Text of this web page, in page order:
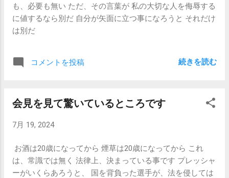
も、必要も無い ただ、その言葉が 私の大切な人を侮辱する
に値するなら別だ 自分が矢面に立つ事になろうと それだけ
は別だ
コメントを投稿 続きを読む
会見を見て驚いているところです
7月 19, 2024
お酒は20歳になってから 煙草は20歳になってから これ
は、常識では無く 法律上、決まっている事です プレッシャ
ーがいくらあろうと、 国を背負った選手が、法を侵しては